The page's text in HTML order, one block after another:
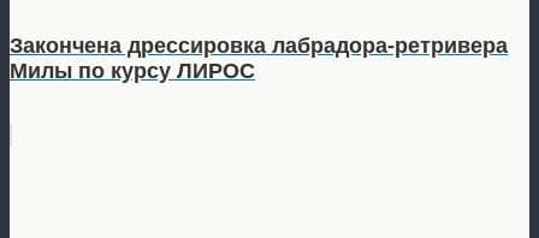
Закончена дрессировка лабрадора-ретривера
Милы по курсу ЛИРОС